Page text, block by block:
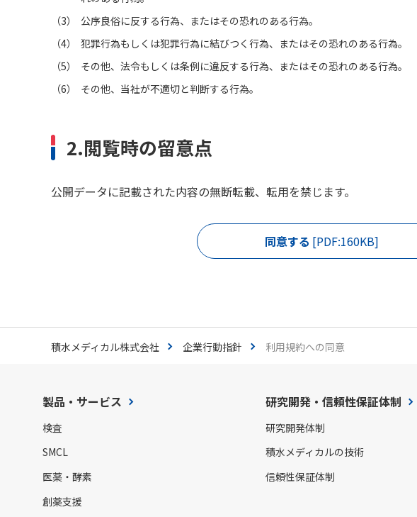
3
公序良俗に反する行為、またはその恐れのある行為。
4
犯罪行為もしくは犯罪行為に結びつく行為、またはその恐れのある行為。
5
その他、法令もしくは条例に違反する行為、またはその恐れのある行為。
6
その他、当社が不適切と判断する行為。
2.閲覧時の留意点
公開データに記載された内容の無断転載、転用を禁じます。
同意する [PDF:160KB]
積水メディカル株式会社 企業行動指針 利用規約への同意
製品・サービス
検査
SMCL
医薬・酵素
創薬支援
研究開発・信頼性保証体制
研究開発体制
積水メディカルの技術
信頼性保証体制